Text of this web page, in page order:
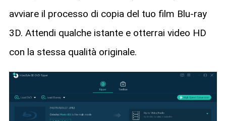
avviare il processo di copia del tuo film Blu-ray
3D. Attendi qualche istante e otterrai video HD
con la stessa qualità originale.